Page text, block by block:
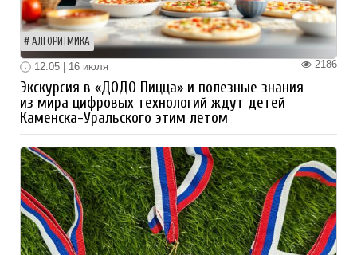
АЛГОРИТМИКА
2186
12:05 | 16 июля
Экскурсия в «ДОДО Пицца» и полезные знания
из мира цифровых технологий ждут детей
Каменска-Уральского этим летом